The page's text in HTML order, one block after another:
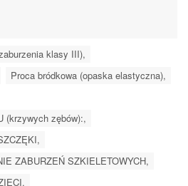
klasy III),
Proca bródkowa (opaska elastyczna),
(krzywych zębów):,
ZABURZEŃ SZKIELETOWYCH,